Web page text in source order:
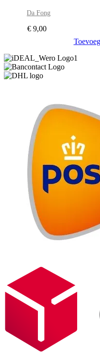
Da Fong
€ 9,00